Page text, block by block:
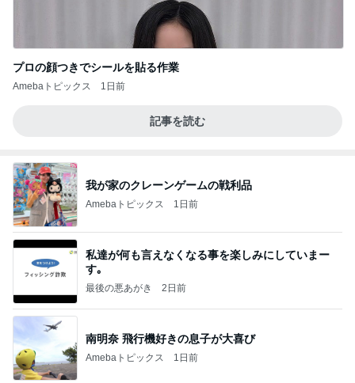
プロの顔つきでシールを貼る作業
Amebaトピックス 1日前
記事を読む
我が家のクレーンゲームの戦利品
Amebaトピックス 1日前
私達が何も言えなくなる事を楽しみにしていまー
す｡
最後の悪あがき 2日前
南明奈 飛行機好きの息子が大喜び
Amebaトピックス 1日前